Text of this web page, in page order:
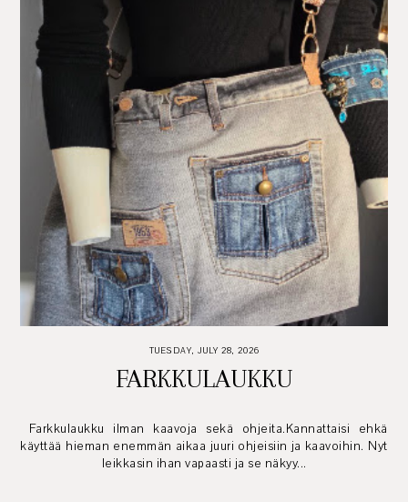
TUESDAY, JULY 28, 2026
FARKKULAUKKU
Farkkulaukku ilman kaavoja sekä ohjeita.Kannattaisi ehkä
käyttää hieman enemmän aikaa juuri ohjeisiin ja kaavoihin. Nyt
leikkasin ihan vapaasti ja se näkyy...